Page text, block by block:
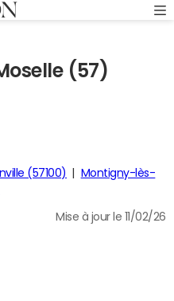
(57)
(57100)
Montigny-lès-
Mise à jour le 11/02/26